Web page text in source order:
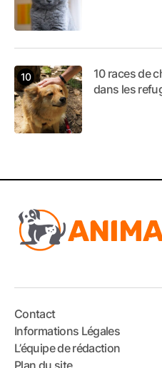
10 races de
dans les
Contact
Informations Légales
L’équipe de rédaction
Plan du site